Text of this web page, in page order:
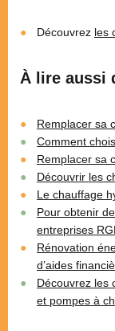
Découvrez les
À lire aussi
Remplacer sa
Comment
Remplacer sa
Découvrir les
Le chauffage
Pour obtenir
entreprises
Rénovation
d’aides
Découvrez les
et pompes à